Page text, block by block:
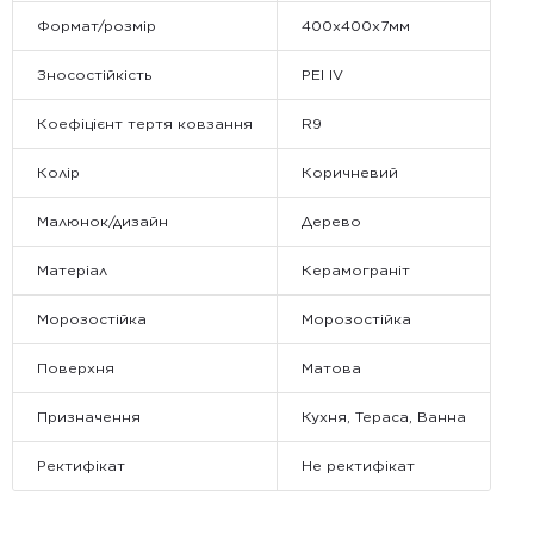
Формат/розмір 400x400x7мм
Зносостійкість PEI IV
Коефіцієнт тертя ковзання R9
Колір Коричневий
Малюнок/дизайн Дерево
Матеріал Керамограніт
Морозостійка Морозостійка
Поверхня Матова
Призначення Кухня, Тераса, Ванна
Ректифікат Не ректифікат